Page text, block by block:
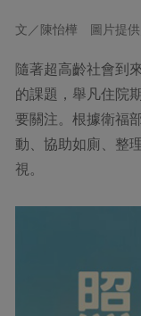
文／陳怡樺 圖片提供
隨著超高齡社會到
的課題，舉凡住院
要關注。根據衛福
動、協助如廁、整
視。